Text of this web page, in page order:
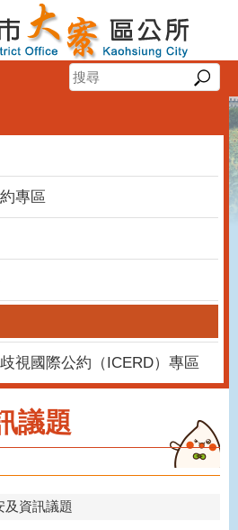
專區
視國際公約（ICERD）專區
議題
及資訊議題